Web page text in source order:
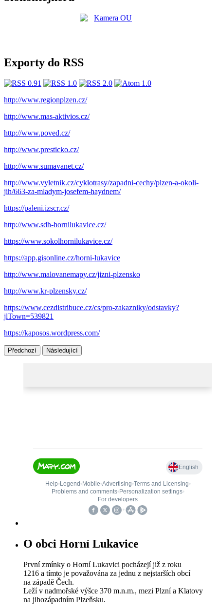
Exporty do RSS
http://www.regionplzen.cz/
http://www.mas-aktivios.cz/
http://www.poved.cz/
http://www.presticko.cz/
http://www.sumavanet.cz/
http://www.vyletnik.cz/cyklotrasy/zapadni-cechy/plzen-a-okoli-
jih/663-za-mladym-josefem-haydnem/
https://paleni.izscr.cz/
http://www.sdh-hornilukavice.cz/
https://www.sokolhornilukavice.cz/
https://app.gisonline.cz/horni-lukavice
http://www.malovanemapy.cz/jizni-plzensko
http://www.kr-plzensky.cz/
https://www.cezdistribuce.cz/cs/pro-zakazniky/odstavky?
jlTown=539821
https://kaposos.wordpress.com/
Předchozí Následující
O obci Horní Lukavice
První zmínky o Horní Lukavici pocházejí již z roku
1216 a tímto je považována za jednu z nejstarších obcí
na západě Čech.
Leží v nadmořské výšce 370 m.n.m., mezi Plzní a Klatovy
na jihozápadním Plzeňsku.